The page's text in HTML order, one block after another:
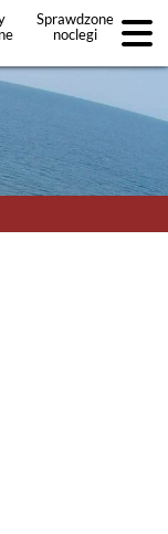
Sprawdzone
noclegi
+Dodaj